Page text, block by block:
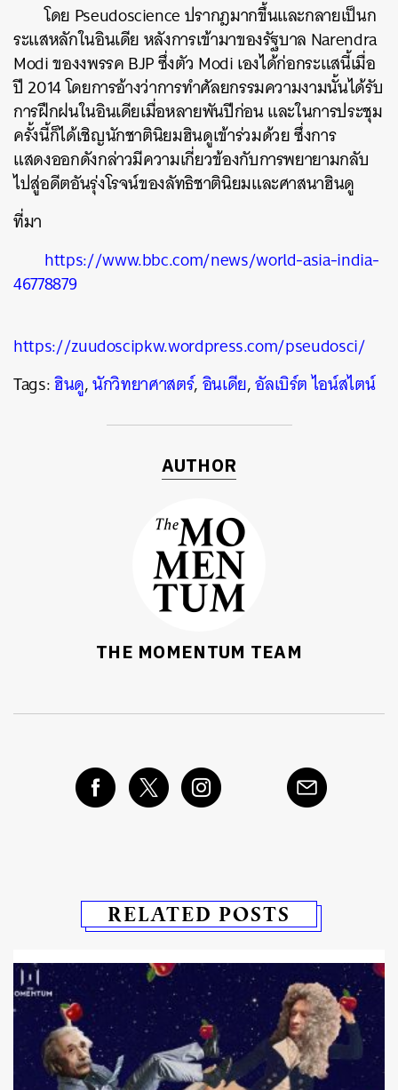
โดย Pseudoscience ปรากฎมากขึ้นและกลายเป็นก
ระแสหลักในอินเดีย หลังการเข้ามาของรัฐบาล Narendra
Modi ของงพรรค BJP ซึ่งตัว Modi เองได้ก่อกระแสนี้เมื่อ
ปี 2014 โดยการอ้างว่าการทำศัลยกรรมความงามนั้นได้รับ
การฝึกฝนในอินเดียเมื่อหลายพันปีก่อน และในการประชุม
ครั้งนี้ก็ได้เชิญนักชาตินิยมฮินดูเข้าร่วมด้วย ซึ่งการ
แสดงออกดังกล่าวมีความเกี่ยวข้องกับการพยายามกลับ
ไปสู่อดีตอันรุ่งโรจน์ของลัทธิชาตินิยมและศาสนาฮินดู
ที่มา
https://www.bbc.com/news/world-asia-india-
46778879
https://zuudoscipkw.wordpress.com/pseudosci/
Tags:ฮินดู,นักวิทยาศาสตร์,อินเดีย,อัลเบิร์ต ไอน์สไตน์
AUTHOR
THE MOMENTUM TEAM
RELATED POSTS